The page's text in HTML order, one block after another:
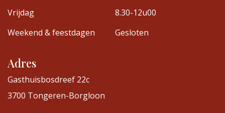
Vrijdag
8.30-12u00
Weekend & feestdagen
Gesloten
Adres
Gasthuisbosdreef 22c
3700 Tongeren-Borgloon